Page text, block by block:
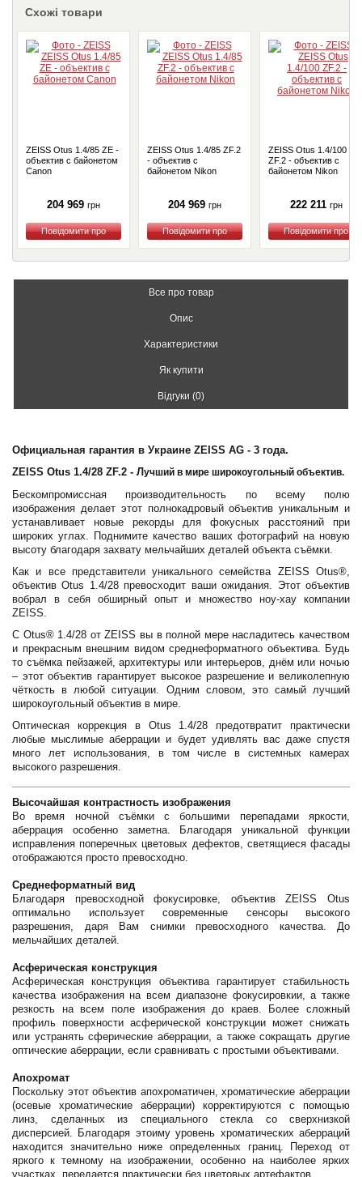
Схожі товари
ZEISS Otus 1.4/85 ZE -
объектив с байонетом
Canon
204 969 грн
Купити
ZEISS Otus 1.4/85 ZF.2
- объектив с
байонетом Nikon
204 969 грн
Купити
ZEISS Otus 1.4/100
ZF.2 - объектив с
байонетом Nikon
222 211 грн
Купити
Все про товар
Опис
Характеристики
Як купити
Відгуки (0)
Официальная гарантия в Украине ZEISS AG - 3 года.
ZEISS Otus 1.4/28 ZF.2 - Лучший в мире широкоугольный объектив.
Бескомпромиссная производительность по всему полю
изображения делает этот полнокадровый объектив уникальным и
устанавливает новые рекорды для фокусных расстояний при
широких углах. Поднимите качество ваших фотографий на новую
высоту благодаря захвату мельчайших деталей объекта съёмки.
Как и все представители уникального семейства ZEISS Otus®,
объектив Otus 1.4/28 превосходит ваши ожидания. Этот объектив
вобрал в себя обширный опыт и множество ноу-хау компании
ZEISS.
С Otus® 1.4/28 от ZEISS вы в полной мере насладитесь качеством
и прекрасным внешним видом среднеформатного объектива. Будь
то съёмка пейзажей, архитектуры или интерьеров, днём или ночью
– этот объектив гарантирует высокое разрешение и великолепную
чёткость в любой ситуации. Одним словом, это самый лучший
широкоугольный объектив в мире.
Оптическая коррекция в Otus 1.4/28 предотвратит практически
любые мыслимые аберрации и будет удивлять вас даже спустя
много лет использования, в том числе в системных камерах
высокого разрешения.
Высочайшая контрастность изображения
Во время ночной съёмки с большими перепадами яркости,
аберрация особенно заметна. Благодаря уникальной функции
исправления поперечных цветовых дефектов, светящиеся фасады
отображаются просто превосходно.
Среднеформатный вид
Благодаря превосходной фокусировке, объектив ZEISS Otus
оптимально использует современные сенсоры высокого
разрешения, даря Вам снимки превосходного качества. До
мельчайших деталей.
Асферическая конструкция
Асферическая конструкция объектива гарантирует стабильность
качества изображения на всем диапазоне фокусировкии, а также
резкость на всем поле изображения до краев. Более сложный
профиль поверхности асферической конструкции может снижать
или устранять сферические аберрации, а также сокращать другие
оптические аберрации, если сравнивать с простыми объективами.
Апохромат
Поскольку этот объектив апохроматичен, хроматические аберрации
(осевые хроматические аберрации) корректируются с помощью
линз, сделанных из специального стекла со сверхнизкой
дисперсией. Благодаря этоиму уровень хроматических аберраций
находится значительно ниже определенных границ. Переход от
яркого к темному на изображении, особенно на наиболее ярких
участках, передается практически без цветовых артефактов.